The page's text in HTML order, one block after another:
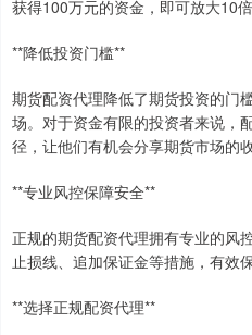
获得100万元的资金，即可放大10倍
**降低投资门槛**
期货配资代理降低了期货投资的门
场。对于资金有限的投资者来说，
径，让他们有机会分享期货市场的收
**专业风控保障安全**
正规的期货配资代理拥有专业的风
止损线、追加保证金等措施，有效
**选择正规配资代理**